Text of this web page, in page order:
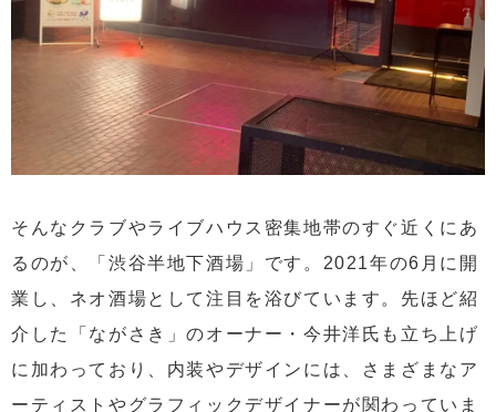
そんなクラブやライブハウス密集地帯のすぐ近くにあ
るのが、「渋谷半地下酒場」です。2021年の6月に開
業し、ネオ酒場として注目を浴びています。先ほど紹
介した「ながさき」のオーナー・今井洋氏も立ち上げ
に加わっており、内装やデザインには、さまざまなア
ーティストやグラフィックデザイナーが関わっていま